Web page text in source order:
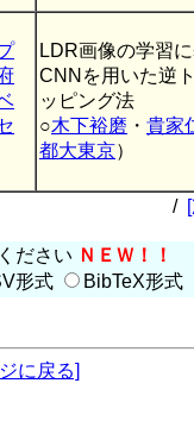
LDR画像の学習
CNNを用いた逆
ッピング法
○木下裕磨 ・ 貴家
都大東京）
/
ださい ＮＥＷ！！
形式 BibTeX形式
に戻る]